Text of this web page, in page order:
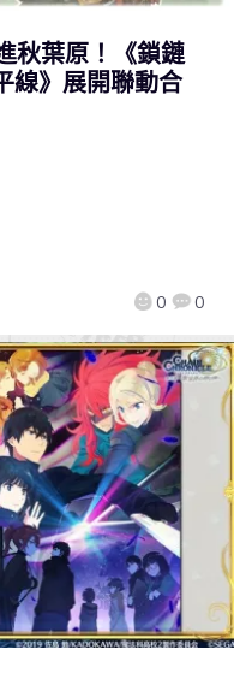
秋葉原！《鎖鏈
線》展開聯動合
0 0